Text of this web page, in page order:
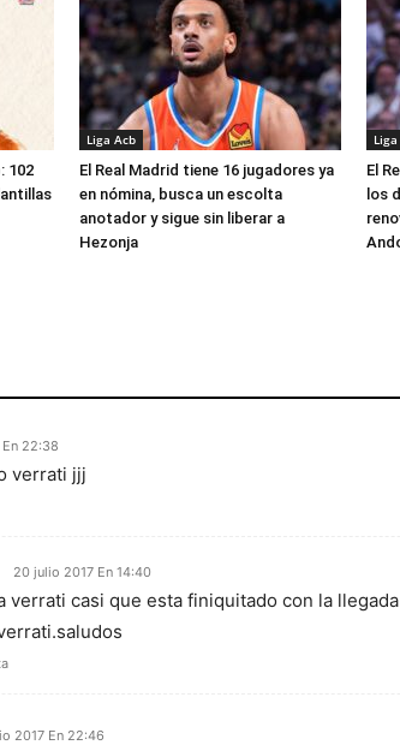
102
Liga Acb
El Real Madrid tiene 16 jugadores ya
en nómina, busca un escolta
anotador y sigue sin liberar a
Hezonja
El
los
22:38
verrati jjj
20 julio 2017 En 14:40
verrati casi que esta finiquitado con la
2017 En 22:46